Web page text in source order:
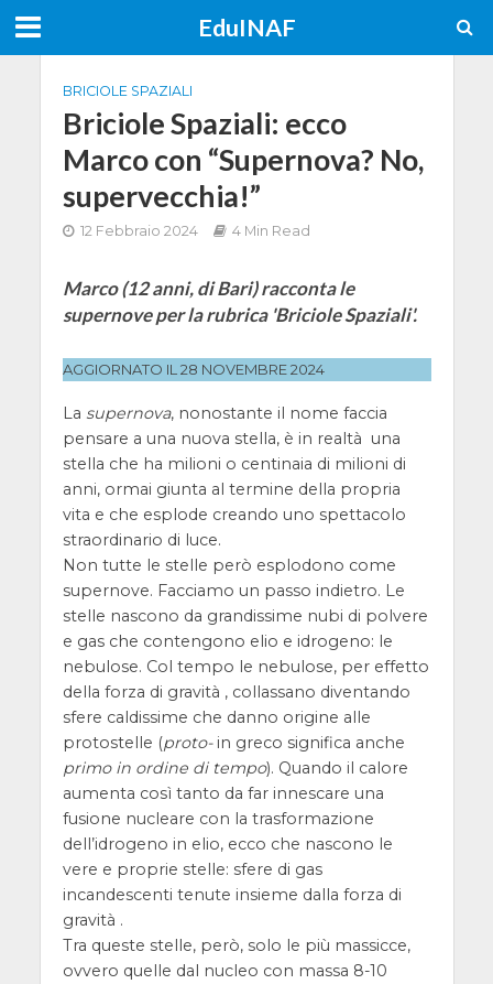
EduINAF
BRICIOLE SPAZIALI
Briciole Spaziali: ecco
Marco con “Supernova? No,
supervecchia!”
12 Febbraio 2024 4 Min Read
Marco (12 anni, di Bari) racconta le
supernove per la rubrica 'Briciole Spaziali'.
AGGIORNATO IL 28 NOVEMBRE 2024
La supernova, nonostante il nome faccia
pensare a una nuova stella, è in realtà una
stella che ha milioni o centinaia di milioni di
anni, ormai giunta al termine della propria
vita e che esplode creando uno spettacolo
straordinario di luce.
Non tutte le stelle però esplodono come
supernove. Facciamo un passo indietro. Le
stelle nascono da grandissime nubi di polvere
e gas che contengono elio e idrogeno: le
nebulose. Col tempo le nebulose, per effetto
della forza di gravità , collassano diventando
sfere caldissime che danno origine alle
protostelle (proto-in greco significa anche
primo in ordine di tempo). Quando il calore
aumenta così tanto da far innescare una
fusione nucleare con la trasformazione
dell’idrogeno in elio, ecco che nascono le
vere e proprie stelle: sfere di gas
incandescenti tenute insieme dalla forza di
gravità .
Tra queste stelle, però, solo le più massicce,
ovvero quelle dal nucleo con massa 8-10